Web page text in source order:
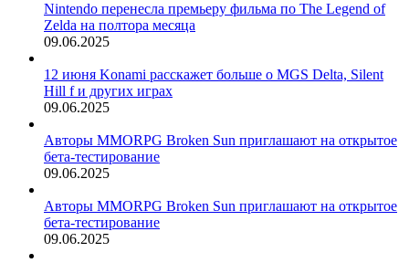
Nintendo перенесла премьеру фильма по The Legend of
Zelda на полтора месяца
09.06.2025
12 июня Konami расскажет больше о MGS Delta, Silent
Hill f и других играх
09.06.2025
Авторы MMORPG Broken Sun приглашают на открытое
бета-тестирование
09.06.2025
Авторы MMORPG Broken Sun приглашают на открытое
бета-тестирование
09.06.2025